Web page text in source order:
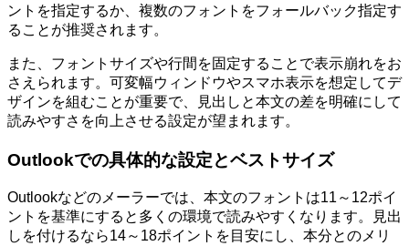
ントを指定するか、複数のフォントをフォールバック指定す
ることが推奨されます。
また、フォントサイズや行間を固定することで表示崩れをお
さえられます。可変幅ウィンドウやスマホ表示を想定してデ
ザインを組むことが重要で、見出しと本文の差を明確にして
読みやすさを向上させる設定が望まれます。
Outlookでの具体的な設定とベストサイズ
Outlookなどのメーラーでは、本文のフォントは11～12ポイ
ントを基準にすると多くの環境で読みやすくなります。見出
しを付けるなら14～18ポイントを目安にし、本分とのメリ